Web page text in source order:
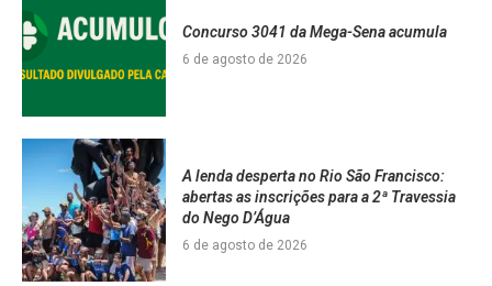
Concurso 3041 da Mega-Sena acumula
6 de agosto de 2026
A lenda desperta no Rio São Francisco:
abertas as inscrições para a 2ª Travessia
do Nego D’Água
6 de agosto de 2026